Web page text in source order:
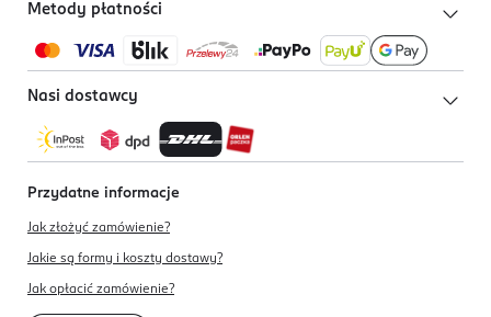
Metody płatności
Nasi dostawcy
Przydatne informacje
Jak złożyć zamówienie?
Jakie są formy i koszty dostawy?
Jak opłacić zamówienie?